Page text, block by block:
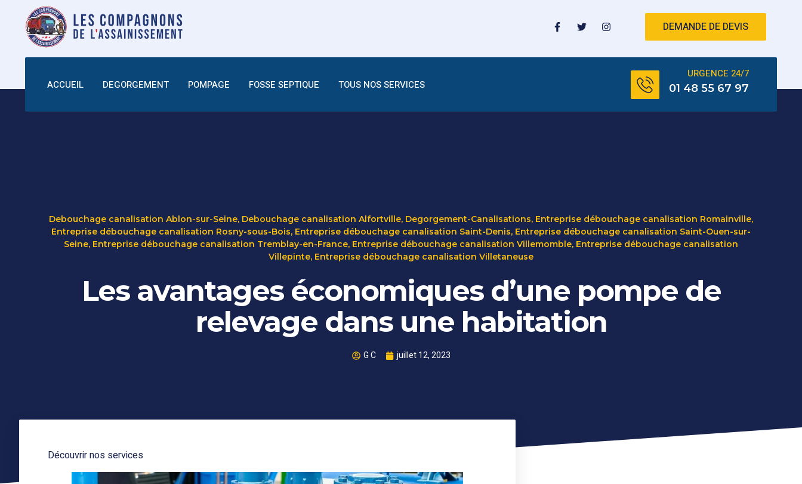
DEMANDE DE DEVIS
ACCUEIL DEGORGEMENT POMPAGE FOSSE SEPTIQUE TOUS NOS SERVICES
URGENCE 24/7
01 48 55 67 97
Debouchage canalisation Ablon-sur-Seine, Debouchage canalisation Alfortville, Degorgement-Canalisations, Entreprise débouchage canalisation Romainville,
Entreprise débouchage canalisation Rosny-sous-Bois, Entreprise débouchage canalisation Saint-Denis, Entreprise débouchage canalisation Saint-Ouen-sur-
Seine, Entreprise débouchage canalisation Tremblay-en-France, Entreprise débouchage canalisation Villemomble, Entreprise débouchage canalisation
Villepinte, Entreprise débouchage canalisation Villetaneuse
Les avantages économiques d’une pompe de
relevage dans une habitation
G C juillet 12, 2023
Découvrir nos services